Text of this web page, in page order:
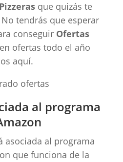
que quizás te
tendrás que esperar
conseguir Ofertas
ofertas todo el año
aquí.
ofertas
al programa
asociada al programa
que funciona de la